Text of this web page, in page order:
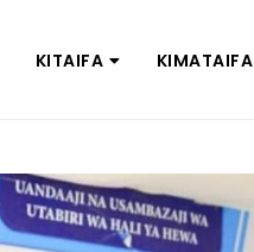
KITAIFA KIMATAIFA